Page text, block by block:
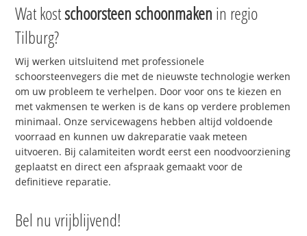
Wat kostschoorsteen schoonmaken in regio
Tilburg?
Wij werken uitsluitend met professionele
schoorsteenvegers die met de nieuwste technologie werken
om uw probleem te verhelpen. Door voor ons te kiezen en
met vakmensen te werken is de kans op verdere problemen
minimaal. Onze servicewagens hebben altijd voldoende
voorraad en kunnen uw dakreparatie vaak meteen
uitvoeren. Bij calamiteiten wordt eerst een noodvoorziening
geplaatst en direct een afspraak gemaakt voor de
definitieve reparatie.
Bel nu vrijblijvend!